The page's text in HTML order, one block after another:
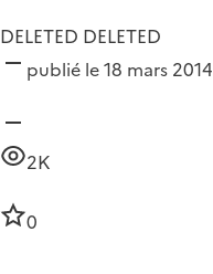
DELETED DELETED
publié le 18 mars 2014
2K
0